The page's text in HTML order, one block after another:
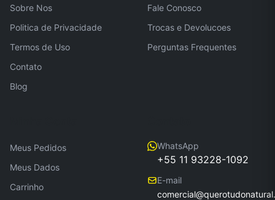
Sobre Nos
Politica de Privacidade
Termos de Uso
Contato
Blog
Fale Conosco
Trocas e Devolucoes
Perguntas Frequentes
Meus Pedidos
Meus Dados
Carrinho
WhatsApp
+55 11 93228-1092
E-mail